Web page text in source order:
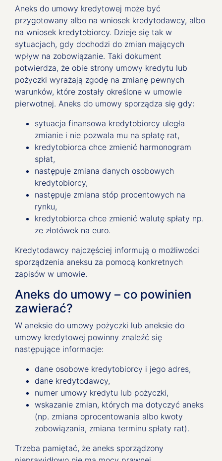
Aneks do umowy kredytowej może być
przygotowany albo na wniosek kredytodawcy, albo
na wniosek kredytobiorcy. Dzieje się tak w
sytuacjach, gdy dochodzi do zmian mających
wpływ na zobowiązanie. Taki dokument
potwierdza, że obie strony umowy kredytu lub
pożyczki wyrażają zgodę na zmianę pewnych
warunków, które zostały określone w umowie
pierwotnej. Aneks do umowy sporządza się gdy:
sytuacja finansowa kredytobiorcy uległa
zmianie i nie pozwala mu na spłatę rat,
kredytobiorca chce zmienić harmonogram
spłat,
następuje zmiana danych osobowych
kredytobiorcy,
następuje zmiana stóp procentowych na
rynku,
kredytobiorca chce zmienić walutę spłaty np.
ze złotówek na euro.
Kredytodawcy najczęściej informują o możliwości
sporządzenia aneksu za pomocą konkretnych
zapisów w umowie.
Aneks do umowy – co powinien
zawierać?
W aneksie do umowy pożyczki lub aneksie do
umowy kredytowej powinny znaleźć się
następujące informacje:
dane osobowe kredytobiorcy i jego adres,
dane kredytodawcy,
numer umowy kredytu lub pożyczki,
wskazanie zmian, których ma dotyczyć aneks
(np. zmiana oprocentowania albo kwoty
zobowiązania, zmiana terminu spłaty rat).
Trzeba pamiętać, że aneks sporządzony